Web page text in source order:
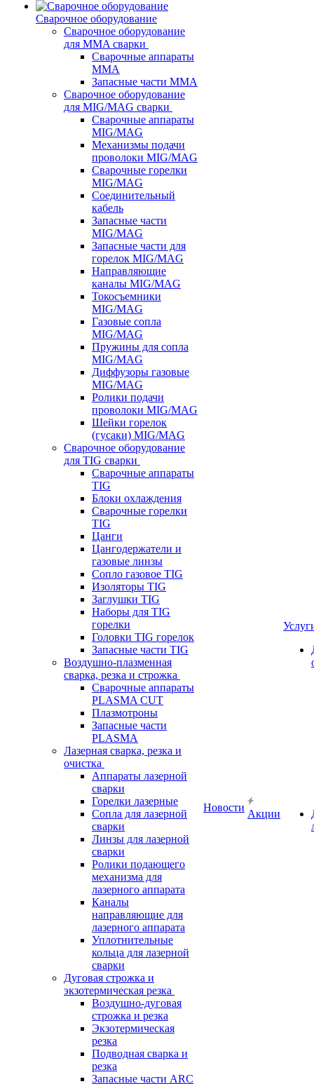
Сварочное оборудование
Сварочное оборудование
для MMA сварки
Сварочные аппараты
MMA
Запасные части MMA
Сварочное оборудование
для MIG/MAG сварки
Сварочные аппараты
MIG/MAG
Механизмы подачи
проволоки MIG/MAG
Сварочные горелки
MIG/MAG
Соединительный
кабель
Запасные части
MIG/MAG
Запасные части для
горелок MIG/MAG
Направляющие
каналы MIG/MAG
Токосъемники
MIG/MAG
Газовые сопла
MIG/MAG
Пружины для сопла
MIG/MAG
Диффузоры газовые
MIG/MAG
Ролики подачи
проволоки MIG/MAG
Шейки горелок
(гусаки) MIG/MAG
Сварочное оборудование
для TIG сварки
Сварочные аппараты
TIG
Блоки охлаждения
Сварочные горелки
TIG
Цанги
Цангодержатели и
газовые линзы
Сопло газовое TIG
Изоляторы TIG
Заглушки TIG
Наборы для TIG
горелки
Головки TIG горелок
Запасные части TIG
Воздушно-плазменная
сварка, резка и строжка
Сварочные аппараты
PLASMA CUT
Плазмотроны
Запасные части
PLASMA
Лазерная сварка, резка и
очистка
Аппараты лазерной
сварки
Горелки лазерные
Сопла для лазерной
сварки
Линзы для лазерной
сварки
Ролики подающего
механизма для
лазерного аппарата
Каналы
направляющие для
лазерного аппарата
Уплотнительные
кольца для лазерной
сварки
Дуговая строжка и
экзотермическая резка
Воздушно-дуговая
строжка и резка
Экзотермическая
резка
Подводная сварка и
резка
Запасные части ARC
Новости
Акции